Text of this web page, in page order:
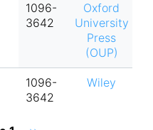
1096-
3642
Oxford
University
Press
(OUP)
1096-
3642
Wiley